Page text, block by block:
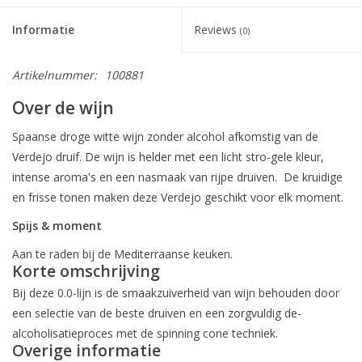
Informatie Reviews (0)
Artikelnummer: 100881
Over de wijn
Spaanse droge witte wijn zonder alcohol afkomstig van de
Verdejo druif. De wijn is helder met een licht stro-gele kleur,
intense aroma's en een nasmaak van rijpe druiven. De kruidige
en frisse tonen maken deze Verdejo geschikt voor elk moment.
Spijs & moment
Aan te raden bij de Mediterraanse keuken.
Korte omschrijving
Bij deze 0.0-lijn is de smaakzuiverheid van wijn behouden door
een selectie van de beste druiven en een zorgvuldig de-
alcoholisatieproces met de spinning cone techniek.
Overige informatie